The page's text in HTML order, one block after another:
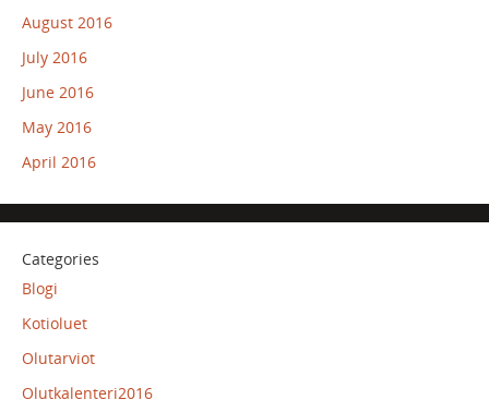
August 2016
July 2016
June 2016
May 2016
April 2016
Categories
Blogi
Kotioluet
Olutarviot
Olutkalenteri2016